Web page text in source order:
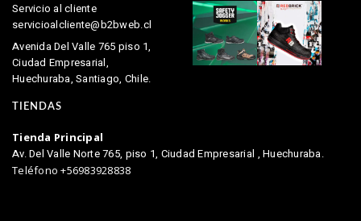
Servicio al cliente
servicioalcliente@b2bweb.cl
Avenida Del Valle 765 piso 1,
Ciudad Empresarial,
Huechuraba, Santiago, Chile.
TIENDAS
Tienda Principal
Av. Del Valle Norte 765, piso 1, Ciudad Empresarial , Huechuraba.
Teléfono +56983928838